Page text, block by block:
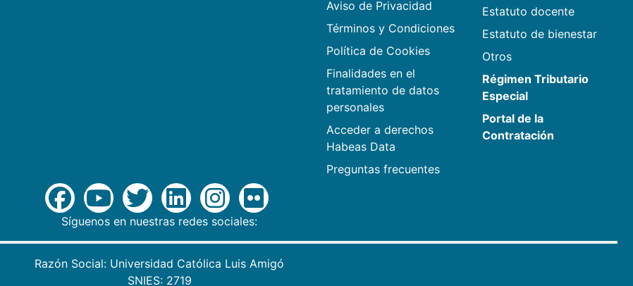
Aviso de Privacidad
Términos y Condiciones
Política de Cookies
Finalidades en el
tratamiento de datos
personales
Acceder a derechos
Habeas Data
Preguntas frecuentes
Estatuto docente
Estatuto de bienestar
Otros
Régimen Tributario
Especial
Portal de la
Contratación
Síguenos en nuestras redes sociales:
Razón Social: Universidad Católica Luis Amigó
SNIES: 2719